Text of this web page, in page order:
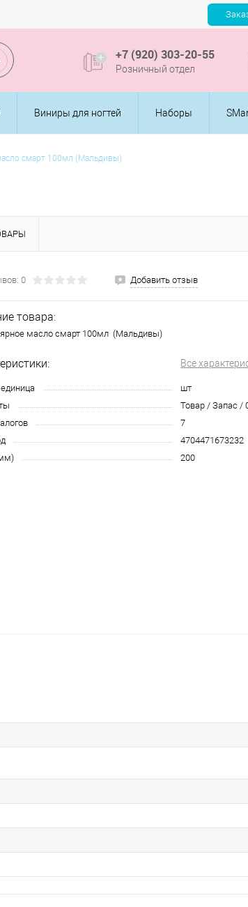
+7 (920) 303-20-55
Розничный отдел
Виниры для ногтей Наборы
смарт 100мл (Мальдивы)
0 Добавить отзыв
товара:
масло смарт 100мл (Мальдивы)
Все
шт
Товар / Запас /
7
4704471673232
200